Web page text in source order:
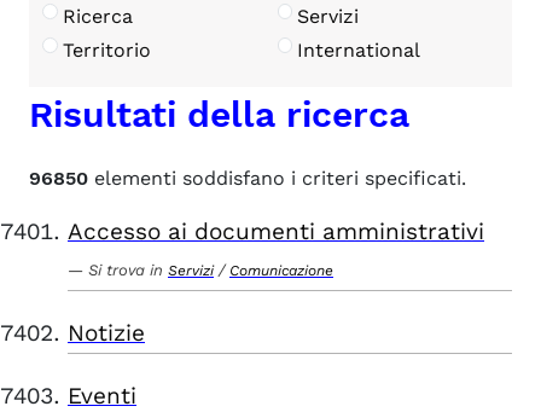
Ricerca
Servizi
Territorio
International
Risultati della ricerca
96850 elementi soddisfano i criteri specificati.
Accesso ai documenti amministrativi
Si trova in Servizi / Comunicazione
Notizie
Eventi